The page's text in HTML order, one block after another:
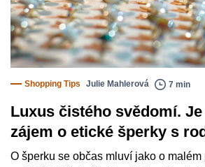
Shopping Tips Julie Mahlerová 7 min
Luxus čistého svědomí.
zájem o etické šperky s
O šperku se občas mluví jako o malém